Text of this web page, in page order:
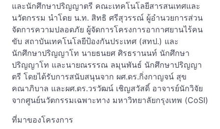
และนักศึกษาปริญญาตรี คณะเทคโนโลยีสารสนเทศและ
นวัตกรรม นำโดย น.ท. สิทธิ ศรีสุวรรณ์ ผู้อำนวยการส่วน
จัดการความปลอดภัย ผู้จัดการโครงการอากาศยานไร้คน
ขับ สถาบันเทคโนโลยีป้องกันประเทศ (สทป.) และ
นักศึกษาปริญญาโท นายธนยศ ศิรธรานนท์ นักศึกษา
ปริญญาโท และนายณรรรณ ลมุนพันธ์ นักศึกษาปริญญา
ตรี โดยได้รับการสนับสนุนจาก ผศ.ดร.กิ่งกาญจน์ สุข
คณาภิบาล และผศ.ดร.วรวัฒน์ เชิญสวัสดิ์ อาจารย์นักวิจัย
จากศูนย์นวัตกรรมเฉพาะทาง มหาวิทยาลัยกรุงเทพ (CoSI)
ที่มาของโครงการ